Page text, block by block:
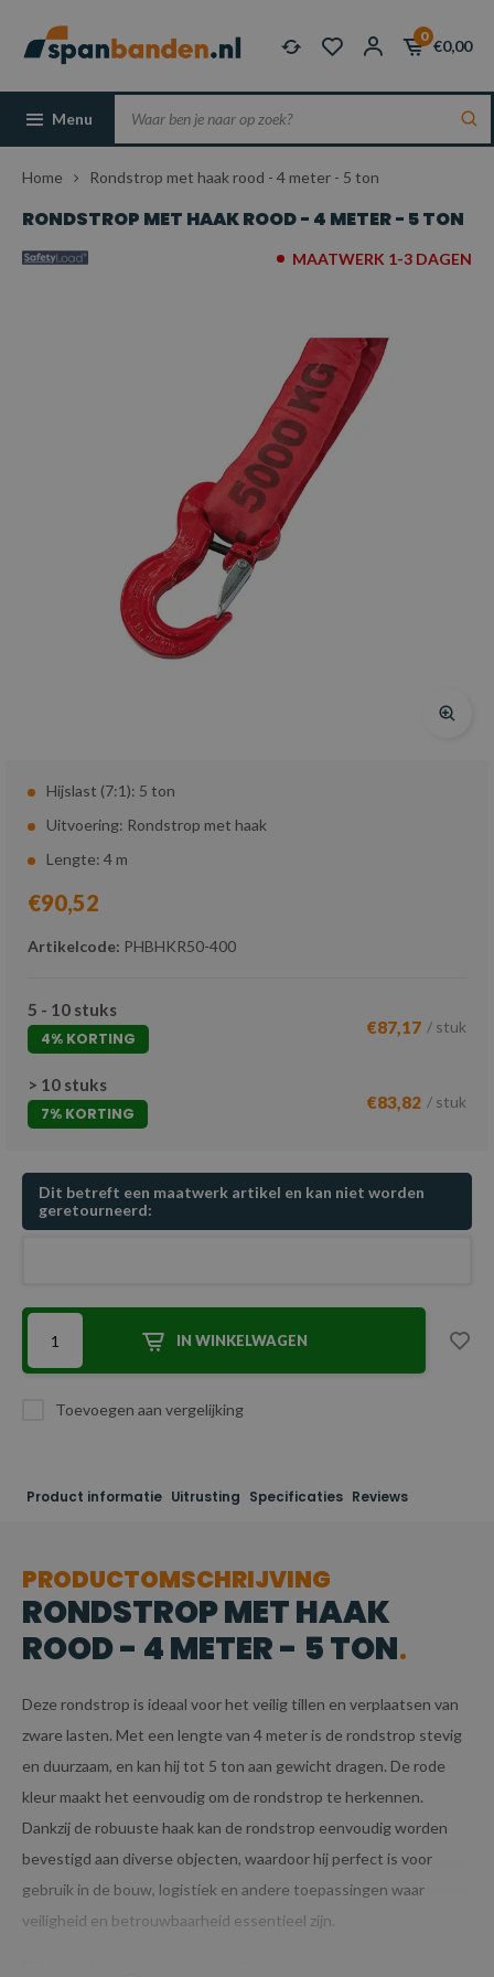
0
€0,00
Menu
Home Rondstrop met haak rood - 4 meter - 5 ton
RONDSTROP MET HAAK ROOD - 4 METER - 5 TON
MAATWERK 1-3 DAGEN
Hijslast (7:1): 5 ton
Uitvoering: Rondstrop met haak
Lengte: 4 m
€90,52
Artikelcode: PHBHKR50-400
5 - 10 stuks
4% KORTING
€87,17 / stuk
> 10 stuks
7% KORTING
€83,82 / stuk
Dit betreft een maatwerk artikel en kan niet worden
geretourneerd:
IN WINKELWAGEN
Toevoegen aan vergelijking
Product informatie Uitrusting Specificaties Reviews
PRODUCTOMSCHRIJVING
RONDSTROP MET HAAK
ROOD - 4 METER - 5 TON
Deze rondstrop is ideaal voor het veilig tillen en verplaatsen van
zware lasten. Met een lengte van 4 meter is de rondstrop stevig
en duurzaam, en kan hij tot 5 ton aan gewicht dragen. De rode
kleur maakt het eenvoudig om de rondstrop te herkennen.
Dankzij de robuuste haak kan de rondstrop eenvoudig worden
bevestigd aan diverse objecten, waardoor hij perfect is voor
gebruik in de bouw, logistiek en andere toepassingen waar
veiligheid en betrouwbaarheid essentieel zijn.